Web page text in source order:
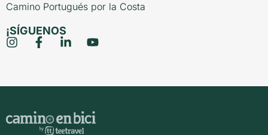
Camino Portugués por la Costa
¡SÍGUENOS